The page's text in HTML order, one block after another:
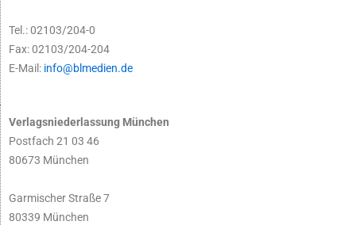
Tel.: 02103/204-0
Fax: 02103/204-204
E-Mail: info@blmedien.de
Verlagsniederlassung München
Postfach 21 03 46
80673 München
Garmischer Straße 7
80339 München